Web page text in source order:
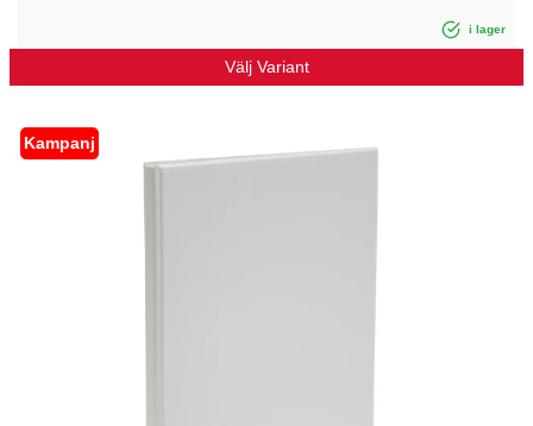
i lager
Välj Variant
Kampanj